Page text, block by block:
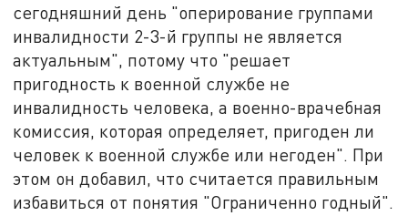
сегодняшний день "оперирование группами
инвалидности 2-3-й группы не является
актуальным", потому что "решает
пригодность к военной службе не
инвалидность человека, а военно-врачебная
комиссия, которая определяет, пригоден ли
человек к военной службе или негоден". При
этом он добавил, что считается правильным
избавиться от понятия "Ограниченно годный".